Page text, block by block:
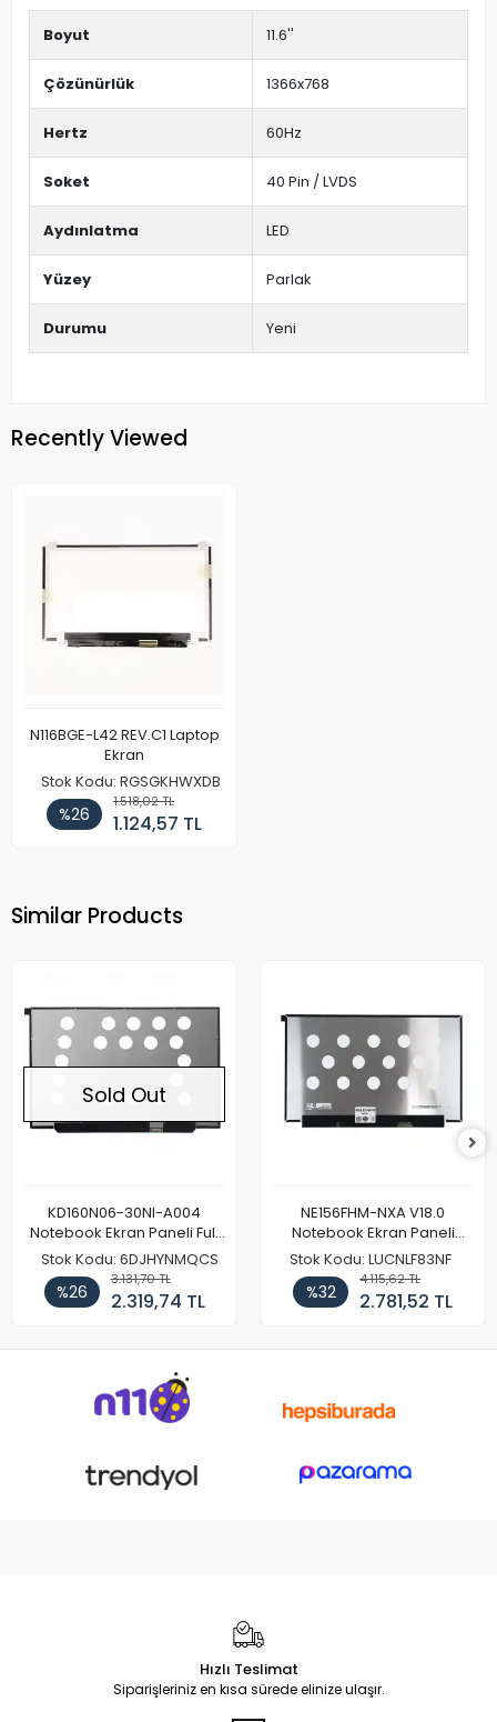
Boyut 11.6''
Çözünürlük 1366x768
Hertz 60Hz
Soket 40 Pin / LVDS
Aydınlatma LED
Yüzey Parlak
Durumu Yeni
Recently Viewed
N116BGE-L42 REV.C1 Laptop
Ekran
Stok Kodu: RGSGKHWXDB
%26
1.518,02 TL
1.124,57 TL
Similar Products
Sold Out
KD160N06-30NI-A004
Notebook Ekran Paneli Full
HD
Stok Kodu: 6DJHYNMQCS
%26
3.131,70 TL
2.319,74 TL
NE156FHM-NXA V18.0
Notebook Ekran Paneli
144Hz
Stok Kodu: LUCNLF83NF
%32
4.115,62 TL
2.781,52 TL
Hızlı Teslimat
Siparişleriniz en kısa sürede elinize ulaşır.